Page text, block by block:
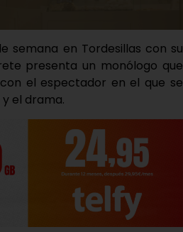
semana en Tordesillas con su
presenta un monólogo que
el espectador en el que se
el drama.